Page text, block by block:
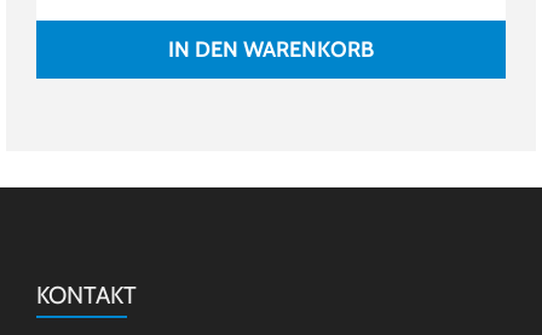
IN DEN WARENKORB
KONTAKT